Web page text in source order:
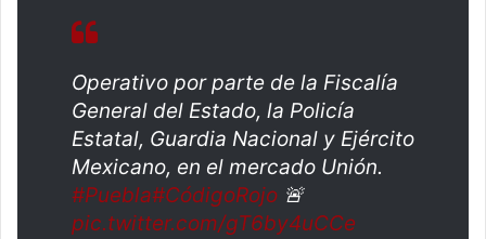
Operativo por parte de la Fiscalía
General del Estado, la Policía
Estatal, Guardia Nacional y Ejército
Mexicano, en el mercado Unión.
#Puebla#CódigoRojo 🚨
pic.twitter.com/gT6by4uCCe